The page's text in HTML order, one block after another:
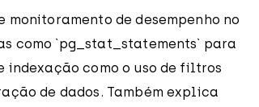
de desempenho no
como `pg_stat_statements` para
como o uso de filtros
de dados. Também explica